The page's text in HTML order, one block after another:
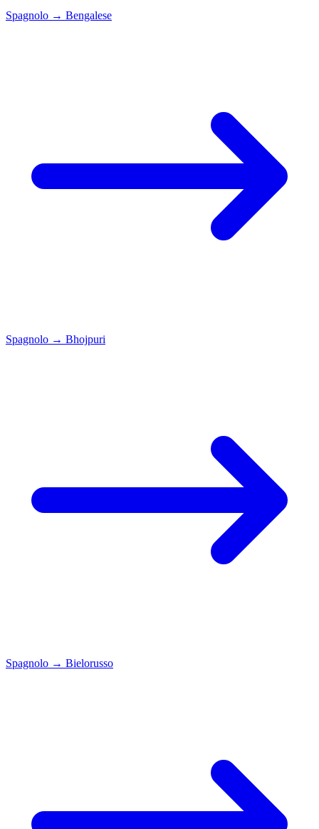
Spagnolo → Bengalese
Spagnolo → Bhojpuri
Spagnolo → Bielorusso